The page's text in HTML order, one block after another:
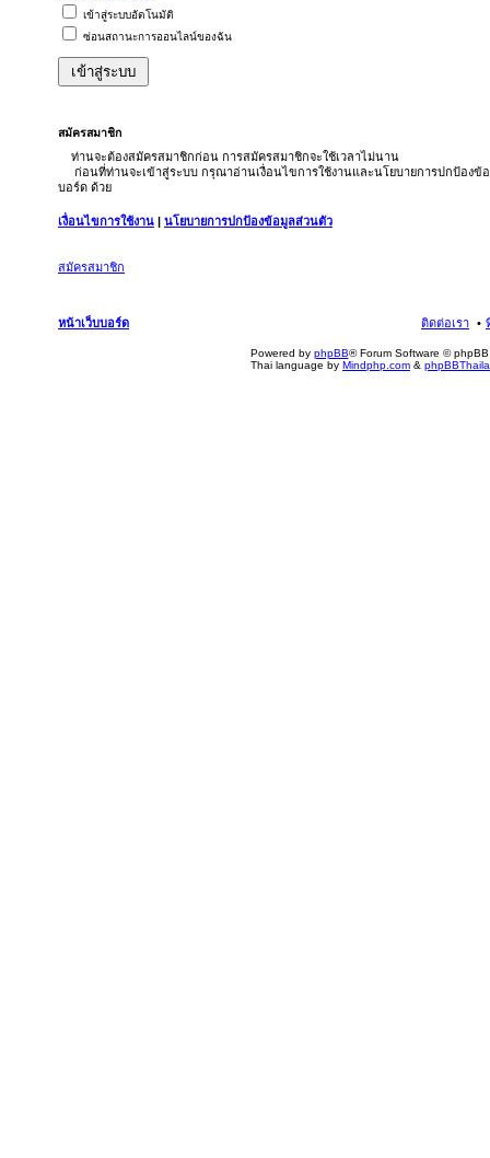
เข้าสู่ระบบอัตโนมัติ
ซ่อนสถานะการออนไลน์ของฉัน
สมัครสมาชิก
ท่านจะต้องสมัครสมาชิกก่อน การสมัครสมาชิกจะใช้เวลาไม่นาน
ก่อนที่ท่านจะเข้าสู่ระบบ กรุณาอ่านเงื่อนไขการใช้งานและนโยบายการปกป้อง
บอร์ด ด้วย
เงื่อนไขการใช้งาน | นโยบายการปกป้องข้อมูลส่วนตัว
สมัครสมาชิก
หน้าเว็บบอร์ด ติดต่อเรา
Powered by phpBB® Forum Software © phpBB
Thai language by Mindphp.com &